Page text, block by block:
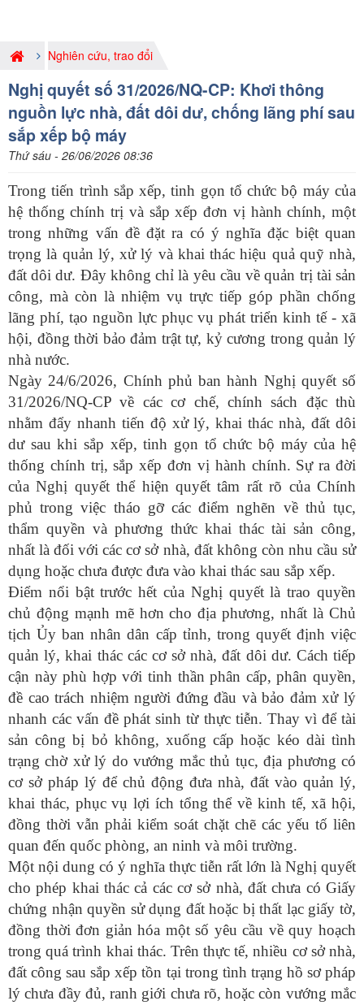
Nghiên cứu, trao đổi
Nghị quyết số 31/2026/NQ-CP: Khơi thông
nguồn lực nhà, đất dôi dư, chống lãng phí sau
sắp xếp bộ máy
Thứ sáu - 26/06/2026 08:36
Trong tiến trình sắp xếp, tinh gọn tổ chức bộ máy của
hệ thống chính trị và sắp xếp đơn vị hành chính, một
trong những vấn đề đặt ra có ý nghĩa đặc biệt quan
trọng là quản lý, xử lý và khai thác hiệu quả quỹ nhà,
đất dôi dư. Đây không chỉ là yêu cầu về quản trị tài sản
công, mà còn là nhiệm vụ trực tiếp góp phần chống
lãng phí, tạo nguồn lực phục vụ phát triển kinh tế - xã
hội, đồng thời bảo đảm trật tự, kỷ cương trong quản lý
nhà nước.
Ngày 24/6/2026, Chính phủ ban hành Nghị quyết số
31/2026/NQ-CP về các cơ chế, chính sách đặc thù
nhằm đẩy nhanh tiến độ xử lý, khai thác nhà, đất dôi
dư sau khi sắp xếp, tinh gọn tổ chức bộ máy của hệ
thống chính trị, sắp xếp đơn vị hành chính. Sự ra đời
của Nghị quyết thể hiện quyết tâm rất rõ của Chính
phủ trong việc tháo gỡ các điểm nghẽn về thủ tục,
thẩm quyền và phương thức khai thác tài sản công,
nhất là đối với các cơ sở nhà, đất không còn nhu cầu sử
dụng hoặc chưa được đưa vào khai thác sau sắp xếp.
Điểm nổi bật trước hết của Nghị quyết là trao quyền
chủ động mạnh mẽ hơn cho địa phương, nhất là Chủ
tịch Ủy ban nhân dân cấp tỉnh, trong quyết định việc
quản lý, khai thác các cơ sở nhà, đất dôi dư. Cách tiếp
cận này phù hợp với tinh thần phân cấp, phân quyền,
đề cao trách nhiệm người đứng đầu và bảo đảm xử lý
nhanh các vấn đề phát sinh từ thực tiễn. Thay vì để tài
sản công bị bỏ không, xuống cấp hoặc kéo dài tình
trạng chờ xử lý do vướng mắc thủ tục, địa phương có
cơ sở pháp lý để chủ động đưa nhà, đất vào quản lý,
khai thác, phục vụ lợi ích tổng thể về kinh tế, xã hội,
đồng thời vẫn phải kiểm soát chặt chẽ các yếu tố liên
quan đến quốc phòng, an ninh và môi trường.
Một nội dung có ý nghĩa thực tiễn rất lớn là Nghị quyết
cho phép khai thác cả các cơ sở nhà, đất chưa có Giấy
chứng nhận quyền sử dụng đất hoặc bị thất lạc giấy tờ,
đồng thời đơn giản hóa một số yêu cầu về quy hoạch
trong quá trình khai thác. Trên thực tế, nhiều cơ sở nhà,
đất công sau sắp xếp tồn tại trong tình trạng hồ sơ pháp
lý chưa đầy đủ, ranh giới chưa rõ, hoặc còn vướng mắc